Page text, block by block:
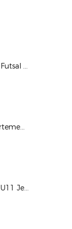
Finale Départementale Futsal 2018
Finales de coupes départementales 2018
Finale Départementale U11 Jean Guillossou